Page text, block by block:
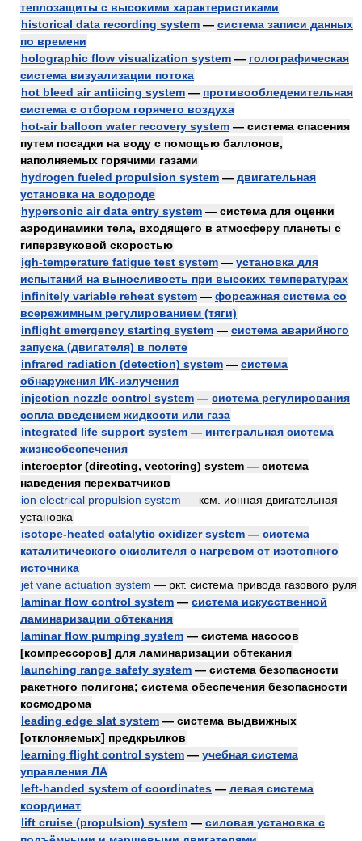
теплозащиты с высокими характеристиками
historical data recording system — система записи данных
по времени
holographic flow visualization system — голографическая
система визуализации потока
hot bleed air antiicing system — противообледенительная
система с отбором горячего воздуха
hot-air balloon water recovery system — система спасения
путем посадки на воду с помощью баллонов,
наполняемых горячими газами
hydrogen fueled propulsion system — двигательная
установка на водороде
hypersonic air data entry system — система для оценки
аэродинамики тела, входящего в атмосферу планеты с
гиперзвуковой скоростью
igh-temperature fatigue test system — установка для
испытаний на выносливость при высоких температурах
infinitely variable reheat system — форсажная система со
всережимным регулированием (тяги)
inflight emergency starting system — система аварийного
запуска (двигателя) в полете
infrared radiation (detection) system — система
обнаружения ИК-излучения
injection nozzle control system — система регулирования
сопла введением жидкости или газа
integrated life support system — интегральная система
жизнеобеспечения
interceptor (directing, vectoring) system — система
наведения перехватчиков
ion electrical propulsion system — ксм.
ионная двигательная
установка
isotope-heated catalytic oxidizer system — система
каталитического окислителя с нагревом от изотопного
источника
jet vane actuation system — ркт. система привода газового руля
laminar flow control system — система искусственной
ламинаризации обтекания
laminar flow pumping system — система насосов
[компрессоров] для ламинаризации обтекания
launching range safety system — система безопасности
ракетного полигона; система обеспечения безопасности
космодрома
leading edge slat system — система выдвижных
[отклоняемых] предкрылков
learning flight control system — учебная система
управления ЛА
left-handed system of coordinates — левая система
координат
lift cruise (propulsion) system — силовая установка с